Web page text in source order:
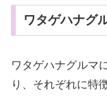
ワタゲハナグ
ワタゲハナグルマ
り、それぞれに特